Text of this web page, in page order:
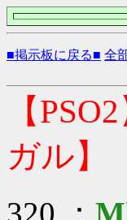
■掲示板に戻る■ 全
【
ガル】